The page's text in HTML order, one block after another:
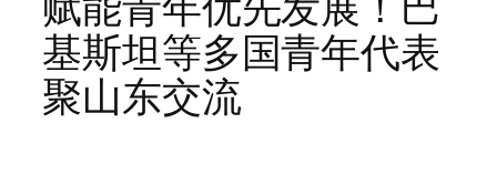
基斯坦等多国青年代表
聚山东交流